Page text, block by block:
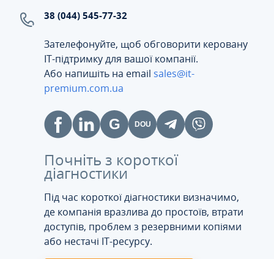
38 (044) 545-77-32
Зателефонуйте, щоб обговорити керовану
ІТ-підтримку для вашої компанії.
Або напишіть на email sales@it-
premium.com.ua
Почніть з короткої
діагностики
Під час короткої діагностики визначимо,
де компанія вразлива до простоїв, втрати
доступів, проблем з резервними копіями
або нестачі IT-ресурсу.